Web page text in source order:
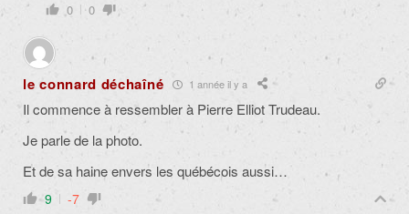
0 0
le connard déchaîné 1 année il y a
Il commence à ressembler à Pierre Elliot Trudeau.
Je parle de la photo.
Et de sa haine envers les québécois aussi…
9 -7